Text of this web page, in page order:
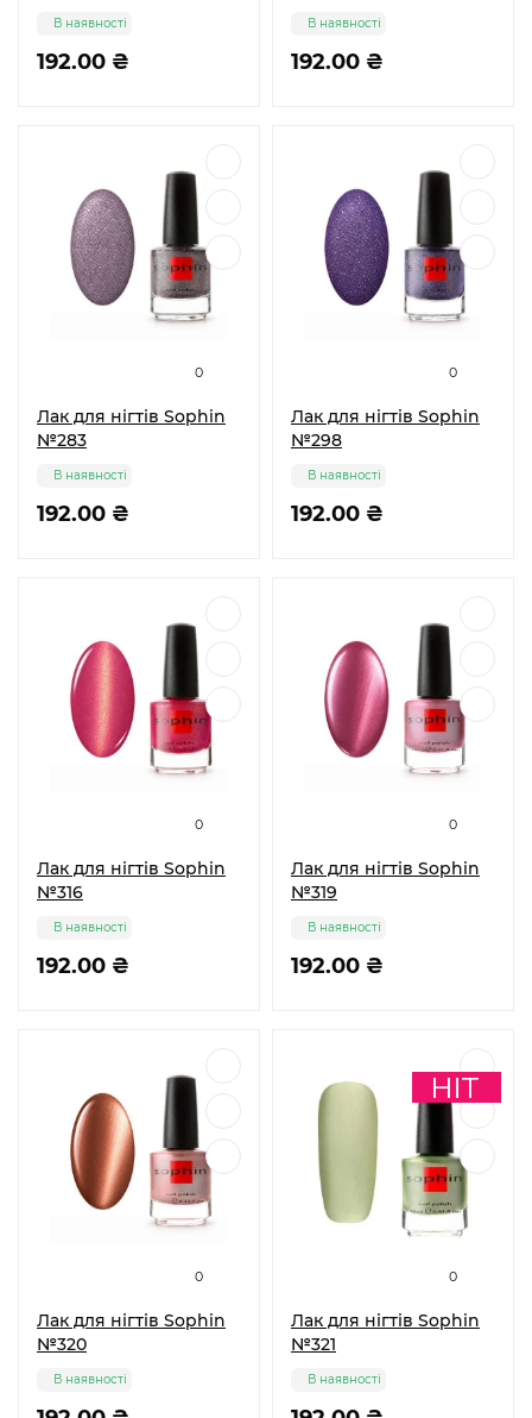
192.00 ₴
В наявності
192.00 ₴
В наявності
0
Лак для нігтів Sophin
№283
192.00 ₴
В наявності
0
Лак для нігтів Sophin
№298
192.00 ₴
В наявності
0
Лак для нігтів Sophin
№316
192.00 ₴
В наявності
0
Лак для нігтів Sophin
№319
192.00 ₴
В наявності
0
Лак для нігтів Sophin
№320
В наявності
0
Лак для нігтів Sophin
№321
В наявності